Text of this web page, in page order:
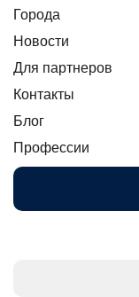
Города
Новости
Для партнеров
Контакты
Блог
Профессии